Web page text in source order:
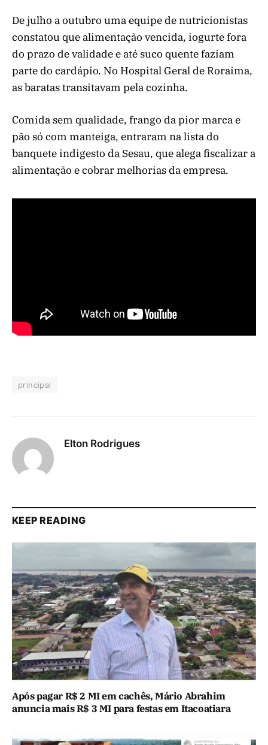
De julho a outubro uma equipe de nutricionistas
constatou que alimentação vencida, iogurte fora
do prazo de validade e até suco quente faziam
parte do cardápio. No Hospital Geral de Roraima,
as baratas transitavam pela cozinha.
Comida sem qualidade, frango da pior marca e
pão só com manteiga, entraram na lista do
banquete indigesto da Sesau, que alega fiscalizar a
alimentação e cobrar melhorias da empresa.
principal
Elton Rodrigues
KEEP READING
Após pagar R$ 2 MI em cachês, Mário Abrahim
anuncia mais R$ 3 MI para festas em Itacoatiara